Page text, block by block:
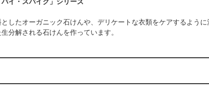
イ・スパイク」シリーズ
したオーガニック石けんや、デリケートな衣類をケアするように
分解される石けんを作っています。